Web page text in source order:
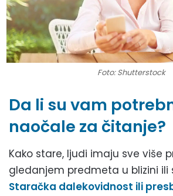
Foto: Shutterstock
Da li su vam
naočale za čitanje?
Kako stare, ljudi imaju sve više
gledanjem predmeta u blizini ili
Staračka dalekovidnost ili